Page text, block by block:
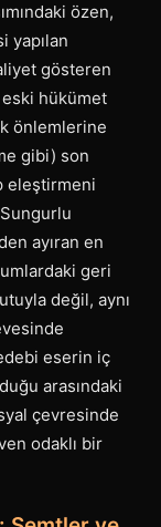
özen,
yapılan
gösteren
hükümet
önlemlerine
gibi) son
eleştirmeni
ayıran en
geri
değil, aynı
eserin iç
arasındaki
çevresinde
odaklı bir